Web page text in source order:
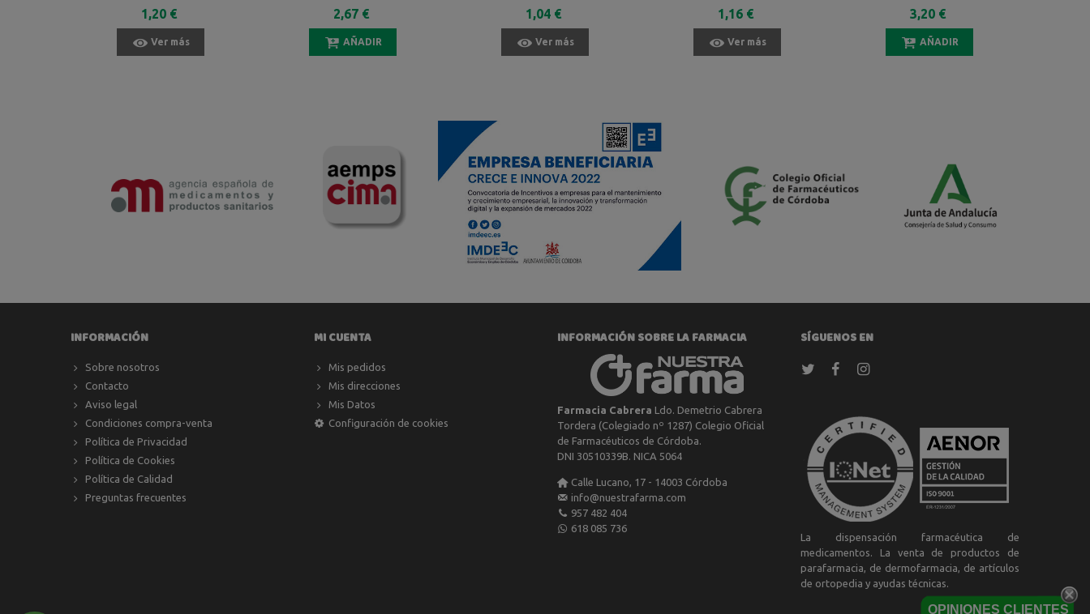
1,20 €
Ver más
PATATAS- 2 X 120 G
2,67 €
AÑADIR
1,04 €
Ver más
1,16 €
Ver más
3,20 €
AÑADIR
OPINIONES CLIENTES
INFORMACIÓN
Sobre nosotros
Contacto
Aviso legal
Condiciones compra-venta
Política de Privacidad
Política de Cookies
Política de Calidad
Preguntas frecuentes
MI CUENTA
Mis pedidos
Mis direcciones
Mis Datos
Configuración de cookies
INFORMACIÓN SOBRE LA FARMACIA
Farmacia Cabrera Ldo. Demetrio Cabrera
Tordera (Colegiado nº 1287) Colegio Oficial
de Farmacéuticos de Córdoba.
DNI 30510339B. NICA 5064
Calle Lucano, 17 - 14003 Córdoba
info@nuestrafarma.com
957 482 404
618 085 736
SÍGUENOS EN
La dispensación farmacéutica de
medicamentos. La venta de productos de
parafarmacia, de dermofarmacia, de artículos
de ortopedia y ayudas técnicas.